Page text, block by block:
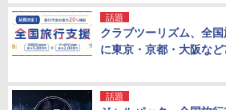
話題
クラブツーリズム、全
に東京・京都・大阪な
話題